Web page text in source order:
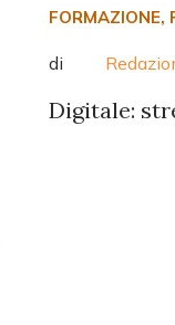
FORMAZIONE,
di
Digitale: